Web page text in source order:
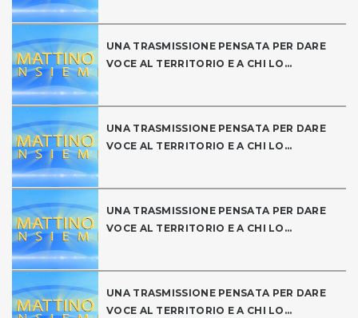
UNA TRASMISSIONE PENSATA PER DARE
VOCE AL TERRITORIO E A CHI LO...
UNA TRASMISSIONE PENSATA PER DARE
VOCE AL TERRITORIO E A CHI LO...
UNA TRASMISSIONE PENSATA PER DARE
VOCE AL TERRITORIO E A CHI LO...
UNA TRASMISSIONE PENSATA PER DARE
VOCE AL TERRITORIO E A CHI LO...